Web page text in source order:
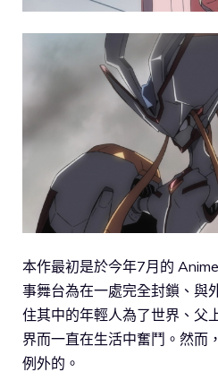
本作最初是於今年7月的
事舞台為在一處完全封鎖、與
住其中的年輕人為了世界、父
界而一直在生活中奮鬥。然而
例外的。